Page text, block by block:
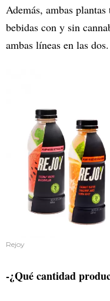
Además, ambas
bebidas con y sin
ambas líneas en las dos.
Rejoy
-¿Qué cantidad